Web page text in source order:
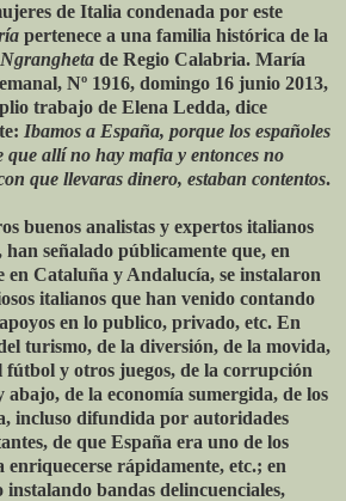
de Italia condenada por este
pertenece a una familia histórica de la
Ngrangheta de Regio Calabria. María
Nº 1916, domingo 16 junio 2013,
trabajo de Elena Ledda, dice
Ibamos a España, porque los españoles
que allí no hay mafia y entonces no
que llevaras dinero, estaban contentos.
buenos analistas y expertos italianos
han señalado públicamente que, en
en Cataluña y Andalucía, se instalaron
italianos que han venido contando
en lo publico, privado, etc. En
turismo, de la diversión, de la movida,
fútbol y otros juegos, de la corrupción
de la economía sumergida, de los
incluso difundida por autoridades
de que España era uno de los
enriquecerse rápidamente, etc.; en
instalando bandas delincuenciales,